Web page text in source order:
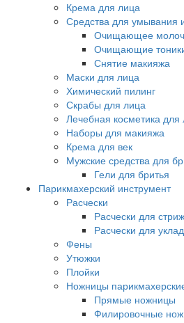
Крема для лица
Средства для умывания
Очищающее
Очищающие
Снятие макияжа
Маски для лица
Химический пилинг
Скрабы для лица
Лечебная косметика для
Наборы для макияжа
Крема для век
Мужские средства для
Гели для бритья
Парикмахерский инструмент
Расчески
Расчески для
Расчески для
Фены
Утюжки
Плойки
Ножницы
Прямые ножницы
Филировочные